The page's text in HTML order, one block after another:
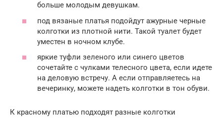
больше молодым девушкам.
под вязаные платья подойдут ажурные черные
колготки из плотной нити. Такой туалет будет
уместен в ночном клубе.
яркие туфли зеленого или синего цветов
сочетайте с чулками телесного цвета, если идете
на деловую встречу. А если отправляетесь на
вечеринку, можете надеть колготки в тон обуви.
К красному платью подходят разные колготки